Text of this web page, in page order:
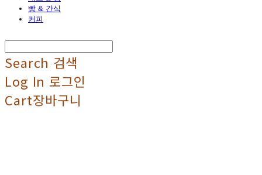
빵 & 간식
커피
Search 검색
Log In 로그인
Cart장바구니